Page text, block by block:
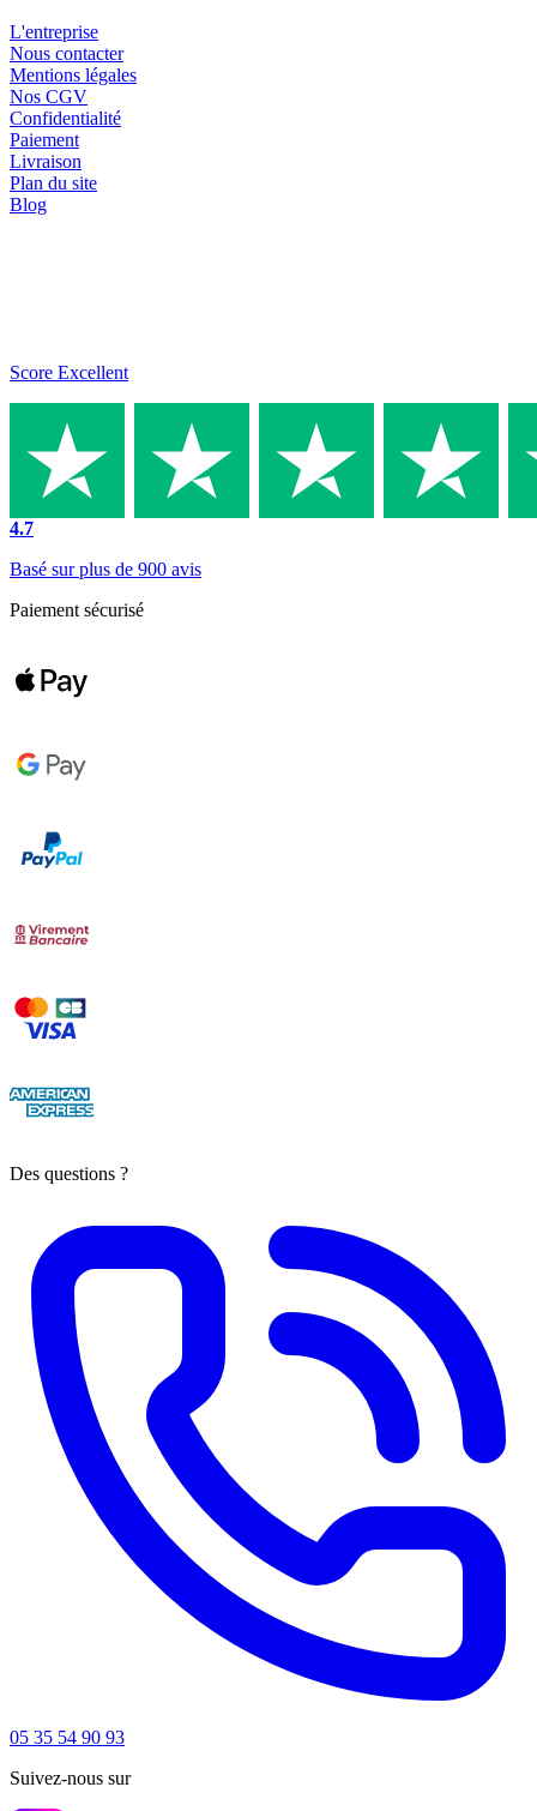
L'entreprise
Nous contacter
Mentions légales
Nos CGV
Confidentialité
Paiement
Livraison
Plan du site
Blog
Score Excellent
4.7
Basé sur plus de 900 avis
Paiement sécurisé
Des questions ?
05 35 54 90 93
Suivez-nous sur